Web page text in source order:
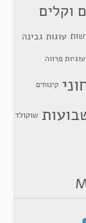
וקלים
עוגות גבינה
עוגיות פרווה
קינוחים
שוקולד